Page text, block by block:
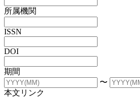
所属機関
ISSN
DOI
期間
〜
本文リンク